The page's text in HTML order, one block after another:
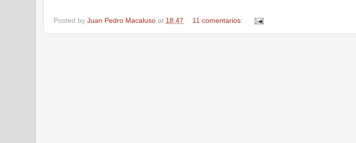
Posted by Juan Pedro Macaluso at 18:47 11 comentarios: